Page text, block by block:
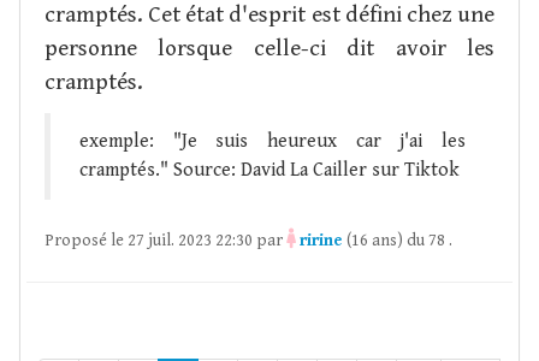
cramptés. Cet état d'esprit est défini chez une
personne lorsque celle-ci dit avoir les
cramptés.
exemple: "Je suis heureux car j'ai les
cramptés." Source: David La Cailler sur Tiktok
Proposé le 27 juil. 2023 22:30 par ririne (16 ans) du 78 .